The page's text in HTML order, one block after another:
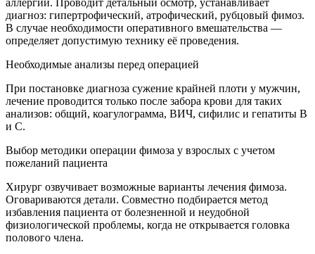
диагноз: гипертрофический, атрофический, рубцовый фимоз.
В случае необходимости оперативного вмешательства —
определяет допустимую технику её проведения.
Необходимые анализы перед операцией
При постановке диагноза сужение крайней плоти у мужчин,
лечение проводится только после забора крови для таких
анализов: общий, коагулограмма, ВИЧ, сифилис и гепатиты В
и С.
Выбор методики операции фимоза у взрослых с учетом
пожеланий пациента
Хирург озвучивает возможные варианты лечения фимоза.
Оговариваются детали. Совместно подбирается метод
избавления пациента от болезненной и неудобной
физиологической проблемы, когда не открывается головка
полового члена.